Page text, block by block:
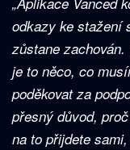
odkazy ke stažení
zůstane
je to něco, co
poděkovat za
přesný důvod,
na to přijdete